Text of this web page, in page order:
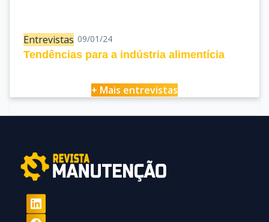
Entrevistas 09/01/24
Tendências para a indústria alimentícia
+ Mais entrevistas